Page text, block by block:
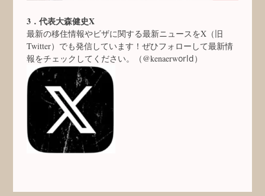
3．代表大森健史X
最新の移住情報やビザに関する最新ニュースをX（旧
Twitter）でも発信しています！ぜひフォローして最新情
報をチェックしてください。（@kenaerworld）